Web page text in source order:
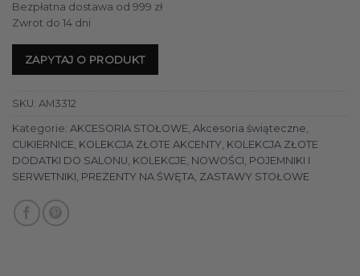
Bezpłatna dostawa od 999 zł
Zwrot do 14 dni
ZAPYTAJ O PRODUKT
SKU: AM3312
Kategorie: AKCESORIA STOŁOWE, Akcesoria świąteczne,
CUKIERNICE, KOLEKCJA ZŁOTE AKCENTY, KOLEKCJA ZŁOTE
DODATKI DO SALONU, KOLEKCJE, NOWOŚCI, POJEMNIKI I
SERWETNIKI, PREZENTY NA ŚWĘTA, ZASTAWY STOŁOWE